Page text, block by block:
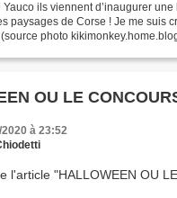
Yauco ils viennent d’inaugurer
paysages de Corse ! Je me suis
photo
OU LE
à 23:52